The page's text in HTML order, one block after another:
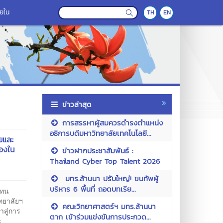
ใน TH EN
ละ
ใน
น
าลัยฯ
สู่การ
ข่าวล่าสุด
การสรรหาผู้สมควรดำรงตำแหน่ง
อธิการบดีมหาวิทยาลัยเทคโนโลยี...
ข่าวฝากประชาสัมพันธ์ :
Thailand Cyber Top Talent 2026
มทร.ล้านนา ปรับใหญ่! ขนทัพผู้
บริหาร 6 พื้นที่ ถอดบทเรีย...
คณะวิทยาศาสตร์ฯ มทร.ล้านนา
ตาก เข้าร่วมแข่งขันการประกวด...